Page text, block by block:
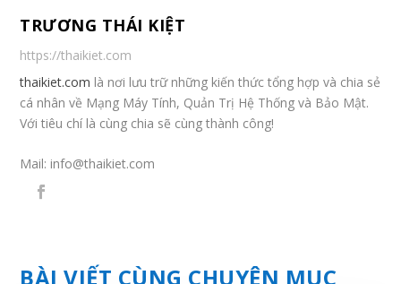
TRƯƠNG THÁI KIỆT
https://thaikiet.com
thaikiet.com là nơi lưu trữ những kiến thức tổng hợp và chia sẻ
cá nhân về Mạng Máy Tính, Quản Trị Hệ Thống và Bảo Mật.
Với tiêu chí là cùng chia sẽ cùng thành công!
Mail: info@thaikiet.com
BÀI VIẾT CÙNG CHUYÊN MỤC